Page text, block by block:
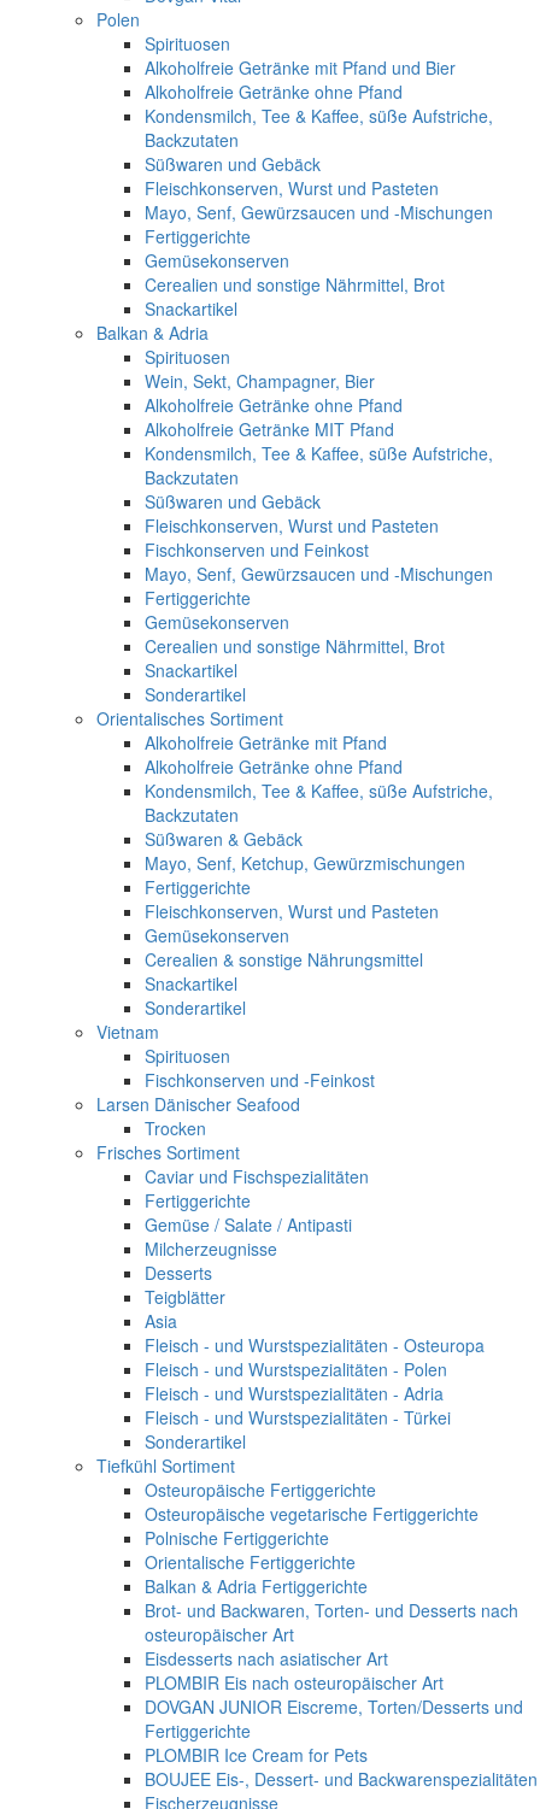
Polen
Spirituosen
Alkoholfreie Getränke mit Pfand und Bier
Alkoholfreie Getränke ohne Pfand
Kondensmilch, Tee & Kaffee, süße Aufstriche,
Backzutaten
Süßwaren und Gebäck
Fleischkonserven, Wurst und Pasteten
Mayo, Senf, Gewürzsaucen und -Mischungen
Fertiggerichte
Gemüsekonserven
Cerealien und sonstige Nährmittel, Brot
Snackartikel
Balkan & Adria
Spirituosen
Wein, Sekt, Champagner, Bier
Alkoholfreie Getränke ohne Pfand
Alkoholfreie Getränke MIT Pfand
Kondensmilch, Tee & Kaffee, süße Aufstriche,
Backzutaten
Süßwaren und Gebäck
Fleischkonserven, Wurst und Pasteten
Fischkonserven und Feinkost
Mayo, Senf, Gewürzsaucen und -Mischungen
Fertiggerichte
Gemüsekonserven
Cerealien und sonstige Nährmittel, Brot
Snackartikel
Sonderartikel
Orientalisches Sortiment
Alkoholfreie Getränke mit Pfand
Alkoholfreie Getränke ohne Pfand
Kondensmilch, Tee & Kaffee, süße Aufstriche,
Backzutaten
Süßwaren & Gebäck
Mayo, Senf, Ketchup, Gewürzmischungen
Fertiggerichte
Fleischkonserven, Wurst und Pasteten
Gemüsekonserven
Cerealien & sonstige Nährungsmittel
Snackartikel
Sonderartikel
Vietnam
Spirituosen
Fischkonserven und -Feinkost
Larsen Dänischer Seafood
Trocken
Frisches Sortiment
Caviar und Fischspezialitäten
Fertiggerichte
Gemüse / Salate / Antipasti
Milcherzeugnisse
Desserts
Teigblätter
Asia
Fleisch - und Wurstspezialitäten - Osteuropa
Fleisch - und Wurstspezialitäten - Polen
Fleisch - und Wurstspezialitäten - Adria
Fleisch - und Wurstspezialitäten - Türkei
Sonderartikel
Tiefkühl Sortiment
Osteuropäische Fertiggerichte
Osteuropäische vegetarische Fertiggerichte
Polnische Fertiggerichte
Orientalische Fertiggerichte
Balkan & Adria Fertiggerichte
Brot- und Backwaren, Torten- und Desserts nach
osteuropäischer Art
Eisdesserts nach asiatischer Art
PLOMBIR Eis nach osteuropäischer Art
DOVGAN JUNIOR Eiscreme, Torten/Desserts und
Fertiggerichte
PLOMBIR Ice Cream for Pets
BOUJEE Eis-, Dessert- und Backwarenspezialitäten
Fischerzeugnisse